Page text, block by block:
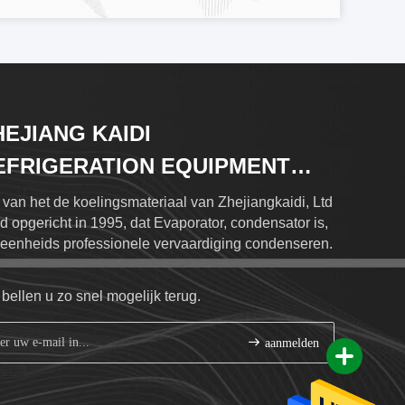
KAIDI
EQUIPMENT
van het de koelingsmateriaal van Zhejiangkaidi, Ltd
opgericht in 1995, dat Evaporator, condensator is,
professionele vervaardiging condenseren.
u zo snel mogelijk terug.
aanmelden